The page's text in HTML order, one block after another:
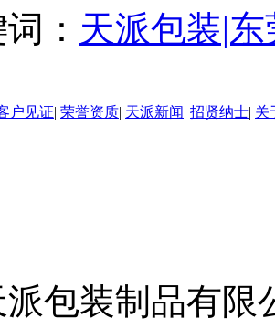
： 天派包装|
户见证| 荣誉资质| 天派新闻| 招贤纳士| 关
包装制品有限